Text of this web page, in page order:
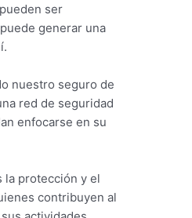
ser
generar una
nuestro seguro de
red de seguridad
enfocarse en su
la protección y el
contribuyen al